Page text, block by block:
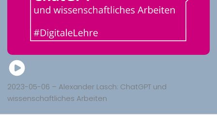
2023-05-06 – Alexander Lasch: ChatGPT und
wissenschaftliches Arbeiten